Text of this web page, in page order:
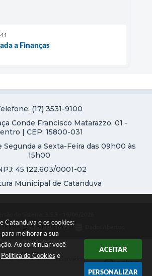
Catanduva e os cookies:
melhorar a sua
Ao continuar você
Política de Cookies e
ACEITAR
PERSONALIZAR
a Finanças
(17) 3531-9100
Conde Francisco Matarazzo, 01 -
| CEP: 15800-031
a Sexta-Feira das 09h00 às
15h00
45.122.603/0001-02
Municipal de Catanduva
em:
Todos os direitos reservados -